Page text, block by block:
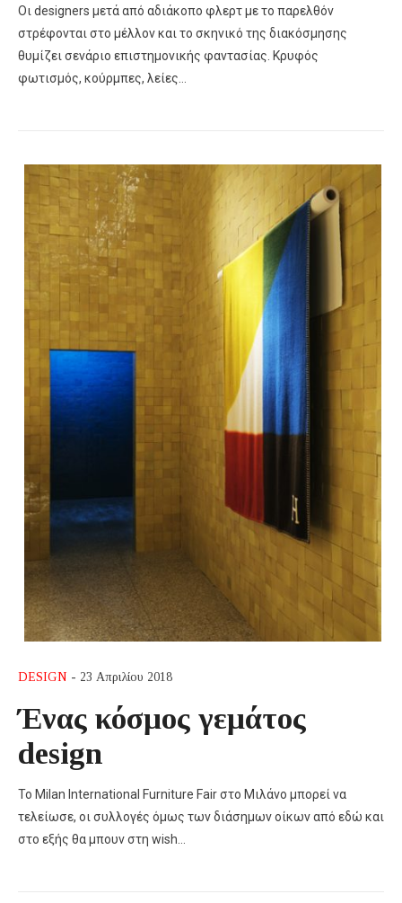
Οι designers μετά από αδιάκοπο φλερτ με το παρελθόν
στρέφονται στο μέλλον και το σκηνικό της διακόσμησης
θυμίζει σενάριο επιστημονικής φαντασίας. Κρυφός
φωτισμός, κούρμπες, λείες…
DESIGN - 23 Απριλίου 2018
Ένας κόσμος γεμάτος
design
Το Milan International Furniture Fair στο Μιλάνο μπορεί να
τελείωσε, οι συλλογές όμως των διάσημων οίκων από εδώ και
στο εξής θα μπουν στη wish…